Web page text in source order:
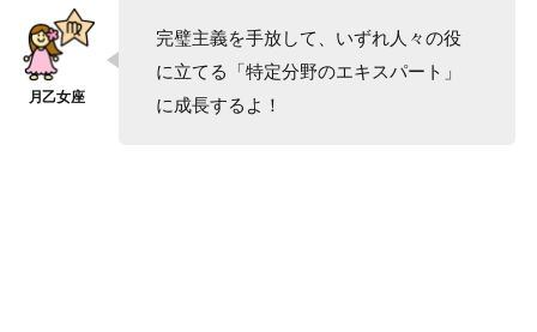
完璧主義を手放して、いずれ人々の役
に立てる「特定分野のエキスパート」
に成長するよ！